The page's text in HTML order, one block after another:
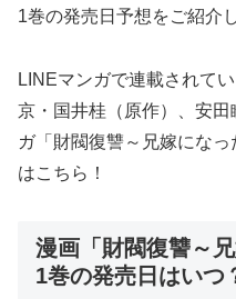
1巻の発売日予想をご紹介
LINEマンガで連載されて
京・国井桂（原作）、安
ガ「財閥復讐～兄嫁にな
はこちら！
漫画「財閥復讐～
1巻の発売日はいつ